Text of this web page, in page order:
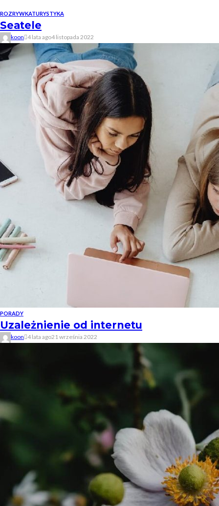
ROZRYWKATURYSTYKA
Seatele
koon 4 lata ago4 listopada 2022
PORADY
Uzależnienie od internetu
koon 4 lata ago21 września 2022